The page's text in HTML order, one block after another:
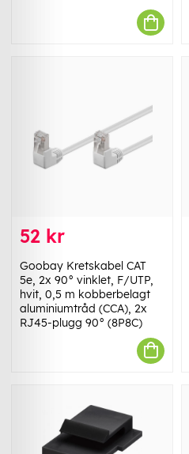
52 kr
Goobay Kretskabel CAT
5e, 2x 90° vinklet, F/UTP,
hvit, 0,5 m kobberbelagt
aluminiumtråd (CCA), 2x
RJ45-plugg 90° (8P8C)